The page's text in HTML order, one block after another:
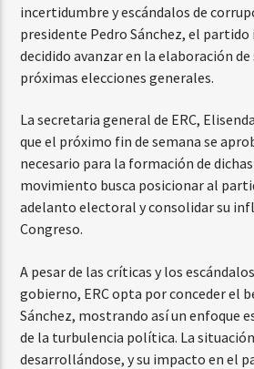
incertidumbre y escándalos de
presidente Pedro Sánchez, el
decidido avanzar en la elaboración
próximas elecciones generales.
La secretaria general de ERC,
que el próximo fin de semana se
necesario para la formación de
movimiento busca posicionar al
adelanto electoral y consolidar su
Congreso.
A pesar de las críticas y los
gobierno, ERC opta por conceder el
Sánchez, mostrando así un enfoque
de la turbulencia política. La
desarrollándose, y su impacto en el